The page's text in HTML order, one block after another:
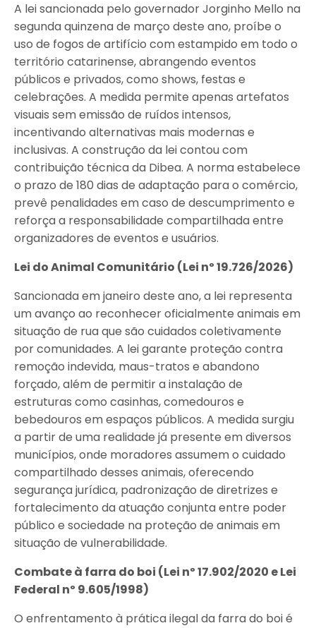
A lei sancionada pelo governador Jorginho Mello na
segunda quinzena de março deste ano, proíbe o
uso de fogos de artifício com estampido em todo o
território catarinense, abrangendo eventos
públicos e privados, como shows, festas e
celebrações. A medida permite apenas artefatos
visuais sem emissão de ruídos intensos,
incentivando alternativas mais modernas e
inclusivas. A construção da lei contou com
contribuição técnica da Dibea. A norma estabelece
o prazo de 180 dias de adaptação para o comércio,
prevê penalidades em caso de descumprimento e
reforça a responsabilidade compartilhada entre
organizadores de eventos e usuários.
Lei do Animal Comunitário (Lei nº 19.726/2026)
Sancionada em janeiro deste ano, a lei representa
um avanço ao reconhecer oficialmente animais em
situação de rua que são cuidados coletivamente
por comunidades. A lei garante proteção contra
remoção indevida, maus-tratos e abandono
forçado, além de permitir a instalação de
estruturas como casinhas, comedouros e
bebedouros em espaços públicos. A medida surgiu
a partir de uma realidade já presente em diversos
municípios, onde moradores assumem o cuidado
compartilhado desses animais, oferecendo
segurança jurídica, padronização de diretrizes e
fortalecimento da atuação conjunta entre poder
público e sociedade na proteção de animais em
situação de vulnerabilidade.
Combate à farra do boi (Lei nº 17.902/2020 e Lei
Federal nº 9.605/1998)
O enfrentamento à prática ilegal da farra do boi é